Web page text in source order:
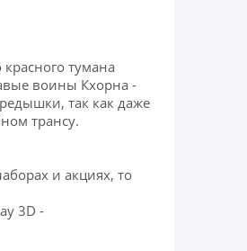
тумана
воины Кхорна -
так как даже
трансу.
и акциях, то
3D -